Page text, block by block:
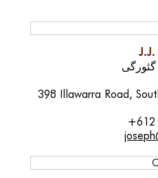
398 Illawarra Road,
+612